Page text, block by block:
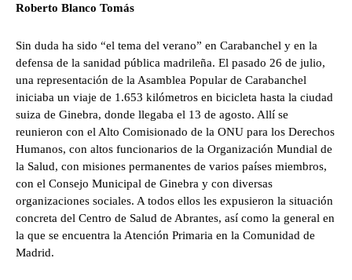
Roberto Blanco Tomás
Sin duda ha sido “el tema del verano” en Carabanchel y en la
defensa de la sanidad pública madrileña. El pasado 26 de julio,
una representación de la Asamblea Popular de Carabanchel
iniciaba un viaje de 1.653 kilómetros en bicicleta hasta la ciudad
suiza de Ginebra, donde llegaba el 13 de agosto. Allí se
reunieron con el Alto Comisionado de la ONU para los Derechos
Humanos, con altos funcionarios de la Organización Mundial de
la Salud, con misiones permanentes de varios países miembros,
con el Consejo Municipal de Ginebra y con diversas
organizaciones sociales. A todos ellos les expusieron la situación
concreta del Centro de Salud de Abrantes, así como la general en
la que se encuentra la Atención Primaria en la Comunidad de
Madrid.